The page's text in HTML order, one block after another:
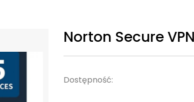
Norton Secure VPN
Dostępność: